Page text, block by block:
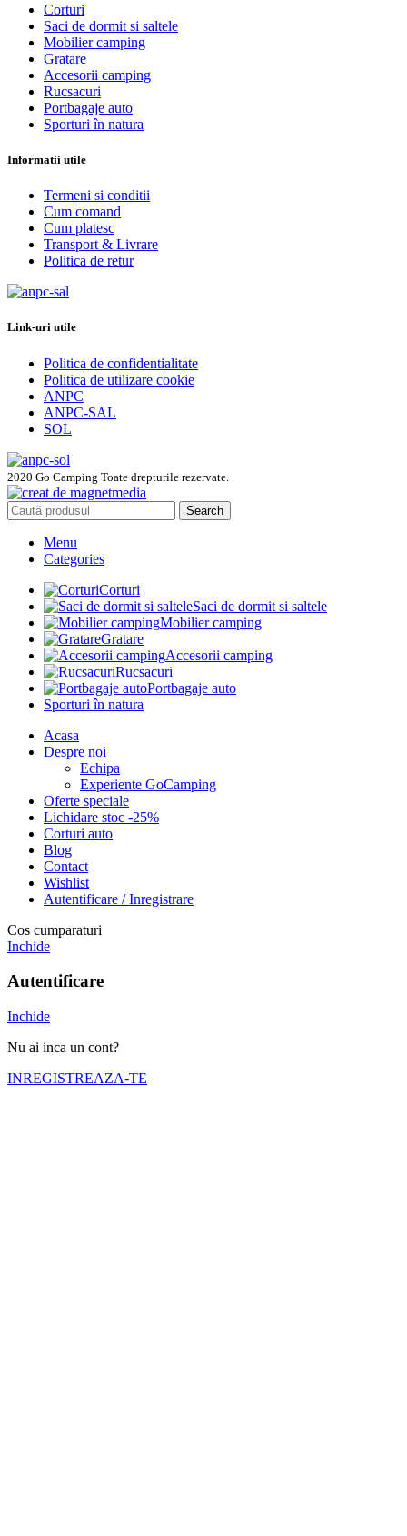
Corturi
Saci de dormit si saltele
Mobilier camping
Gratare
Accesorii camping
Rucsacuri
Portbagaje auto
Sporturi în natura
Informatii utile
Termeni si conditii
Cum comand
Cum platesc
Transport & Livrare
Politica de retur
Link-uri utile
Politica de confidentialitate
Politica de utilizare cookie
ANPC
ANPC-SAL
SOL
2020 Go Camping Toate drepturile rezervate.
Search
Menu
Categories
Corturi
Saci de dormit si saltele
Mobilier camping
Gratare
Accesorii camping
Rucsacuri
Portbagaje auto
Sporturi în natura
Acasa
Despre noi
Echipa
Experiente GoCamping
Oferte speciale
Lichidare stoc -25%
Corturi auto
Blog
Contact
Wishlist
Autentificare / Inregistrare
Cos cumparaturi
Inchide
Autentificare
Inchide
Nu ai inca un cont?
INREGISTREAZA-TE